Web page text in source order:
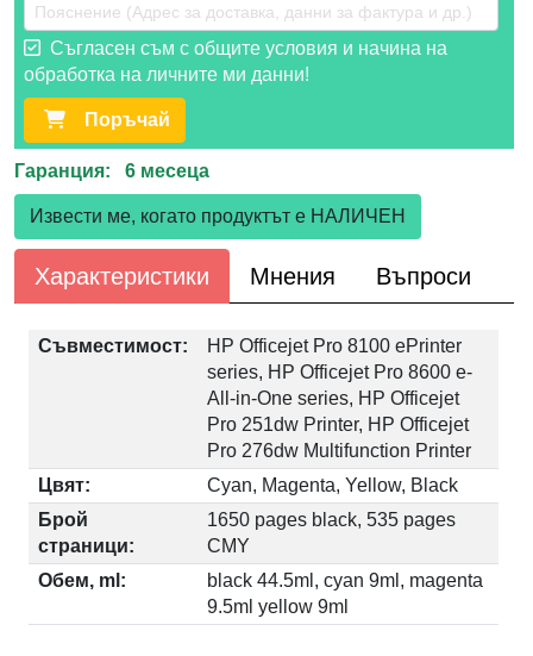
Съгласен съм с общите условия и начина на
обработка на личните ми данни!
Поръчай
Гаранция: 6 месеца
Извести ме, когато продуктът е НАЛИЧЕН
Характеристики Мнения Въпроси
Съвместимост:
HP Officejet Pro 8100 ePrinter
series, HP Officejet Pro 8600 e-
All-in-One series, HP Officejet
Pro 251dw Printer, HP Officejet
Pro 276dw Multifunction Printer
Цвят:
Cyan, Magenta, Yellow, Black
Брой
страници:
1650 pages black, 535 pages
CMY
Обем, ml:
black 44.5ml, cyan 9ml, magenta
9.5ml yellow 9ml